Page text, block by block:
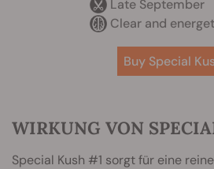
Late September
Clear and
Buy Special
WIRKUNG VON
Special Kush #1 sorgt für eine